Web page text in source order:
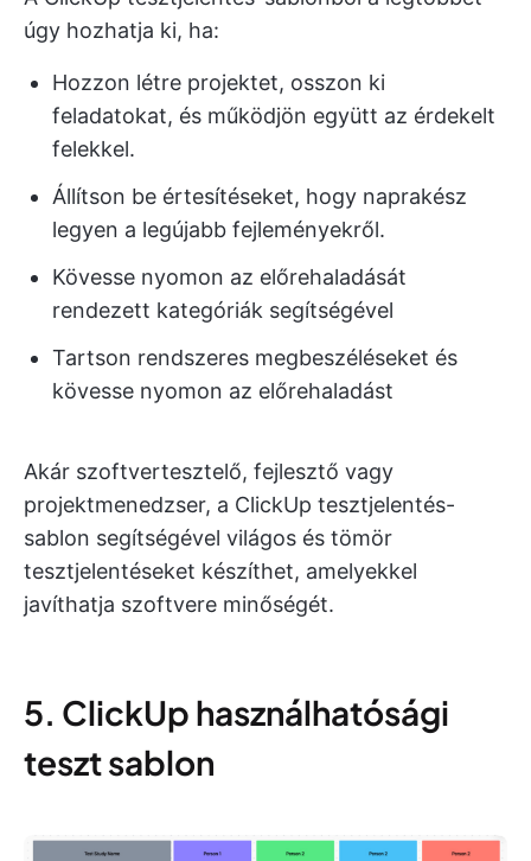
úgy hozhatja ki, ha:
Hozzon létre projektet, osszon ki
feladatokat, és működjön együtt az érdekelt
felekkel.
Állítson be értesítéseket, hogy naprakész
legyen a legújabb fejleményekről.
Kövesse nyomon az előrehaladását
rendezett kategóriák segítségével
Tartson rendszeres megbeszéléseket és
kövesse nyomon az előrehaladást
Akár szoftvertesztelő, fejlesztő vagy
projektmenedzser, a ClickUp tesztjelentés-
sablon segítségével világos és tömör
tesztjelentéseket készíthet, amelyekkel
javíthatja szoftvere minőségét.
5. ClickUp használhatósági
teszt sablon